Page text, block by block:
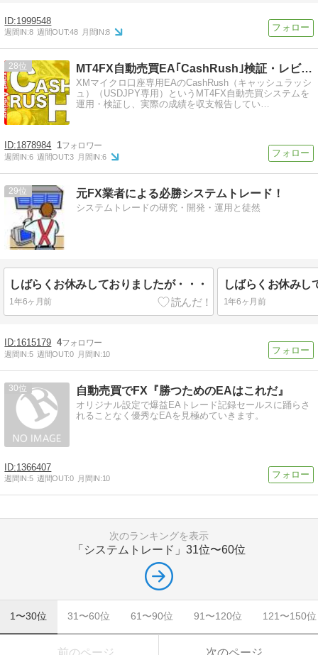
1999548
週間IN:8 週間OUT:48 月間IN:8
28 MT4FX自動売買EA｢CashRush｣検証・レビュー・…
XMマイクロ口座専用EAのCashRush（キャッシュラッシ
ュ）（USDJPY専用）というMT4FX自動売買システムを
運用・検証し、実際の成績を収支報告してい…
1878984 1
週間IN:6 週間OUT:3 月間IN:6
29 元FX業者による必勝システムトレード！
システムトレードの研究・開発・運用と徒然
しばらくお休みしておりましたが・・・
1年6ヶ月前
しばらくお休みし
1年6ヶ月前
1615179 4
週間IN:5 週間OUT:0 月間IN:10
30 自動売買でFX『勝つためのEAはこれだ』
オリジナル設定で爆益EAトレード記録セールスに踊らさ
れることなく優秀なEAを見極めていきます。
1366407
週間IN:5 週間OUT:0 月間IN:10
次のランキングを表示
「システムトレード」 31位〜60位
1〜30位 31〜60位 61〜90位 91〜120位 121〜150位